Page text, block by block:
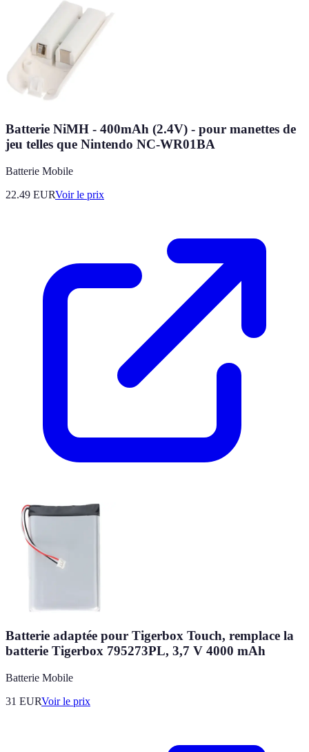
Batterie NiMH - 400mAh (2.4V) - pour manettes de
jeu telles que Nintendo NC-WR01BA
Batterie Mobile
22.49 EURVoir le prix
Batterie adaptée pour Tigerbox Touch, remplace la
batterie Tigerbox 795273PL, 3,7 V 4000 mAh
Batterie Mobile
31 EURVoir le prix